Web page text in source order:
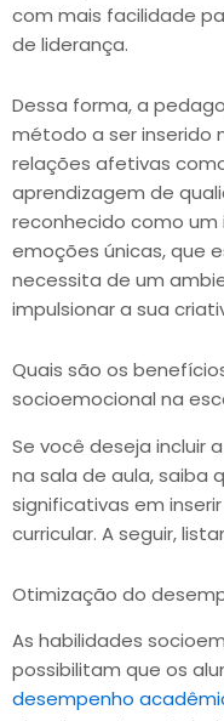
com mais facilidade
de liderança.
Dessa forma, a
método a ser inserido
relações afetivas
aprendizagem de
reconhecido como
emoções únicas, que
necessita de um
impulsionar a sua
Quais são os
socioemocional na
Se você deseja incluir
na sala de aula, saiba
significativas em
curricular. A seguir,
Otimização do
As habilidades
possibilitam que os
desempenho